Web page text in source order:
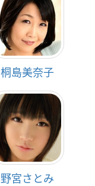
桐島美奈子
野宮さとみ